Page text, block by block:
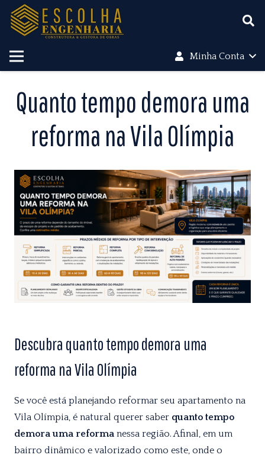
Minha Conta
Quanto tempo demora uma
reforma na Vila Olímpia
Descubra quanto tempo demora uma
reforma na Vila Olímpia
Se você está planejando reformar seu apartamento na
Vila Olímpia, é natural querer saber quanto tempo
demora uma reforma nessa região. Afinal, em um
bairro dinâmico e valorizado como este, onde o